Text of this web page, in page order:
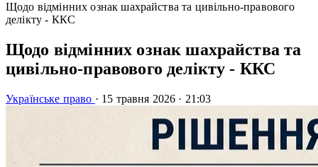
Щодо відмінних ознак шахрайства та цивільно-правового
делікту - ККС
Щодо відмінних ознак шахрайства та
цивільно-правового делікту - ККС
Українське право · 15 травня 2026 · 21:03